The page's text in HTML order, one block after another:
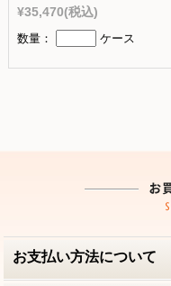
¥35,470(税込)
数量： ケース
お支払い方法について